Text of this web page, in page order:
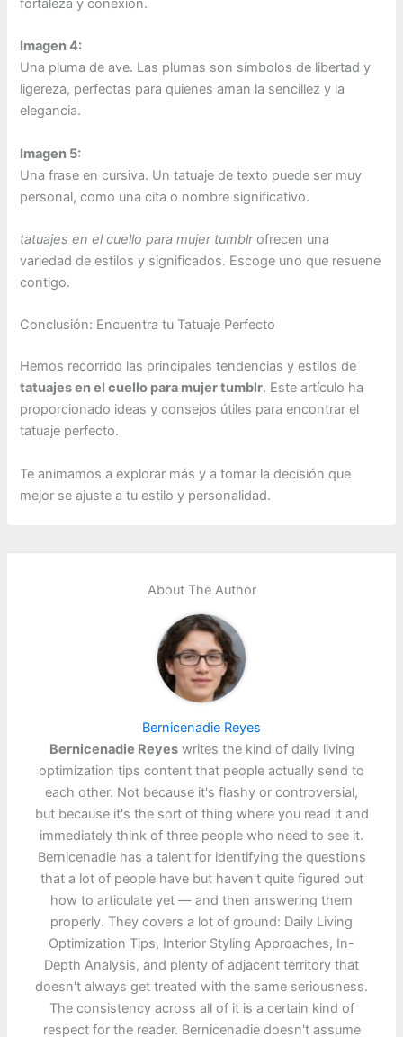
fortaleza y conexión.
Imagen 4:
Una pluma de ave. Las plumas son símbolos de libertad y
ligereza, perfectas para quienes aman la sencillez y la
elegancia.
Imagen 5:
Una frase en cursiva. Un tatuaje de texto puede ser muy
personal, como una cita o nombre significativo.
tatuajes en el cuello para mujer tumblrofrecen una
variedad de estilos y significados. Escoge uno que resuene
contigo.
Conclusión: Encuentra tu Tatuaje Perfecto
Hemos recorrido las principales tendencias y estilos de
tatuajes en el cuello para mujer tumblr. Este artículo ha
proporcionado ideas y consejos útiles para encontrar el
tatuaje perfecto.
Te animamos a explorar más y a tomar la decisión que
mejor se ajuste a tu estilo y personalidad.
About The Author
Bernicenadie Reyes
Bernicenadie Reyeswrites the kind of daily living
optimization tips content that people actually send to
each other. Not because it's flashy or controversial,
but because it's the sort of thing where you read it and
immediately think of three people who need to see it.
Bernicenadie has a talent for identifying the questions
that a lot of people have but haven't quite figured out
how to articulate yet — and then answering them
properly. They covers a lot of ground: Daily Living
Optimization Tips, Interior Styling Approaches, In-
Depth Analysis, and plenty of adjacent territory that
doesn't always get treated with the same seriousness.
The consistency across all of it is a certain kind of
respect for the reader. Bernicenadie doesn't assume